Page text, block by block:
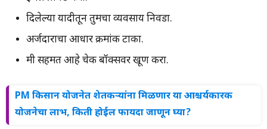
दिलेल्या यादीतून तुमचा व्यवसाय निवडा.
अर्जदाराचा आधार क्रमांक टाका.
मी सहमत आहे चेक बॉक्सवर खूण करा.
PM किसान योजनेत शेतकऱ्यांना मिळणार या आश्चर्यकारक
योजनेचा लाभ, किती होईल फायदा जाणून घ्या?